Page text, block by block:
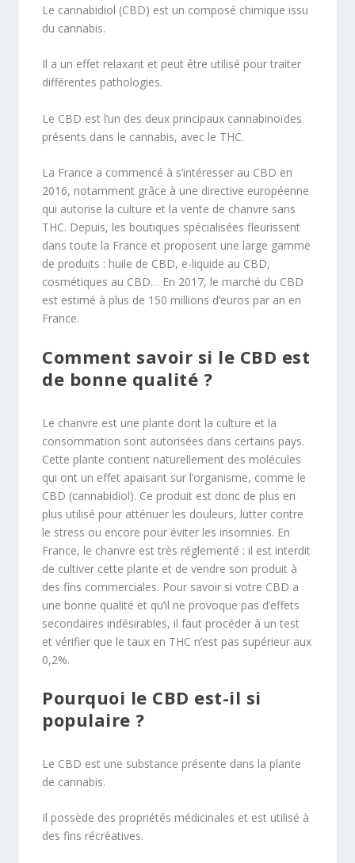
Le cannabidiol (CBD) est un composé chimique issu
du cannabis.
Il a un effet relaxant et peut être utilisé pour traiter
différentes pathologies.
Le CBD est l’un des deux principaux cannabinoïdes
présents dans le cannabis, avec le THC.
La France a commencé à s’intéresser au CBD en
2016, notamment grâce à une directive européenne
qui autorise la culture et la vente de chanvre sans
THC. Depuis, les boutiques spécialisées fleurissent
dans toute la France et proposent une large gamme
de produits : huile de CBD, e-liquide au CBD,
cosmétiques au CBD… En 2017, le marché du CBD
est estimé à plus de 150 millions d’euros par an en
France.
Comment savoir si le CBD est
de bonne qualité ?
Le chanvre est une plante dont la culture et la
consommation sont autorisées dans certains pays.
Cette plante contient naturellement des molécules
qui ont un effet apaisant sur l’organisme, comme le
CBD (cannabidiol). Ce produit est donc de plus en
plus utilisé pour atténuer les douleurs, lutter contre
le stress ou encore pour éviter les insomnies. En
France, le chanvre est très réglementé : il est interdit
de cultiver cette plante et de vendre son produit à
des fins commerciales. Pour savoir si votre CBD a
une bonne qualité et qu’il ne provoque pas d’effets
secondaires indésirables, il faut procéder à un test
et vérifier que le taux en THC n’est pas supérieur aux
0,2%.
Pourquoi le CBD est-il si
populaire ?
Le CBD est une substance présente dans la plante
de cannabis.
Il possède des propriétés médicinales et est utilisé à
des fins récréatives.